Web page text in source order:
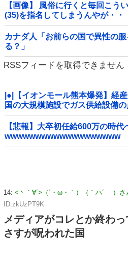
【画像】 風俗に行くと毎回こう
(35)を指名してしまうんやが・・
カナダ人「お前らの国で異性の
る？」
RSSフィードを取得できません
|●|【イオンモール熊本爆発】経
国の大規模施設でガス供給設備
事態に・・・【PICKUP】
【悲報】大卒初任給600万の時代
wwwwwwwwwwwwwwwwwww
14: <丶｀∀´>（´・ω・｀）（｀ハ´ ）さ
ID:zkUzPT9K
メディアがコレとか終わ
さすが呪われた国